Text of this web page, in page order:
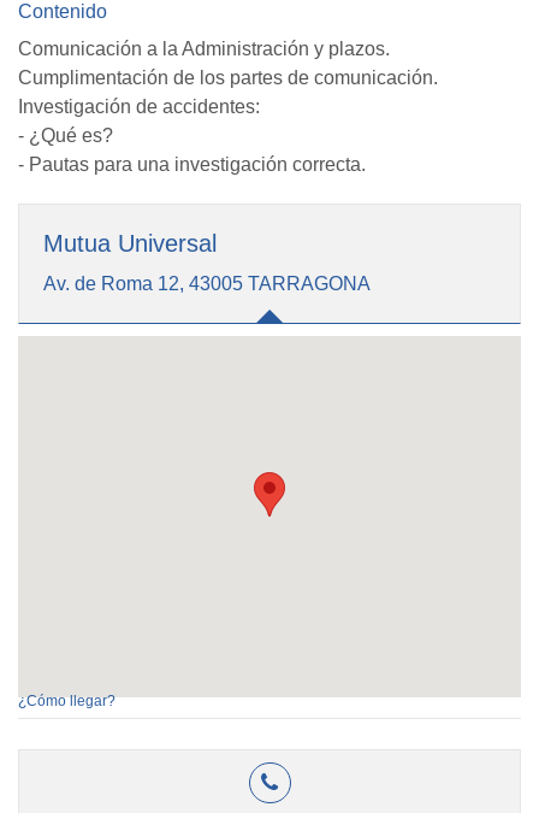
Contenido
Comunicación a la Administración y plazos.
Cumplimentación de los partes de comunicación.
Investigación de accidentes:
- ¿Qué es?
- Pautas para una investigación correcta.
Mutua Universal
Av. de Roma 12, 43005 TARRAGONA
¿Cómo llegar?